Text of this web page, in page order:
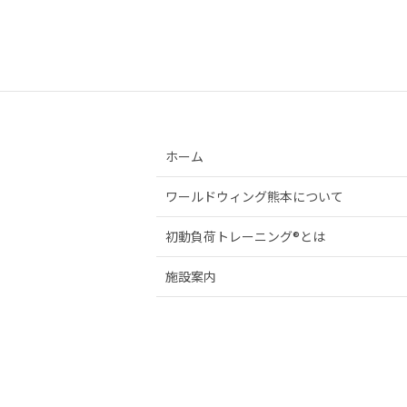
ホーム
ワールドウィング熊本について
初動負荷トレーニング®とは
施設案内